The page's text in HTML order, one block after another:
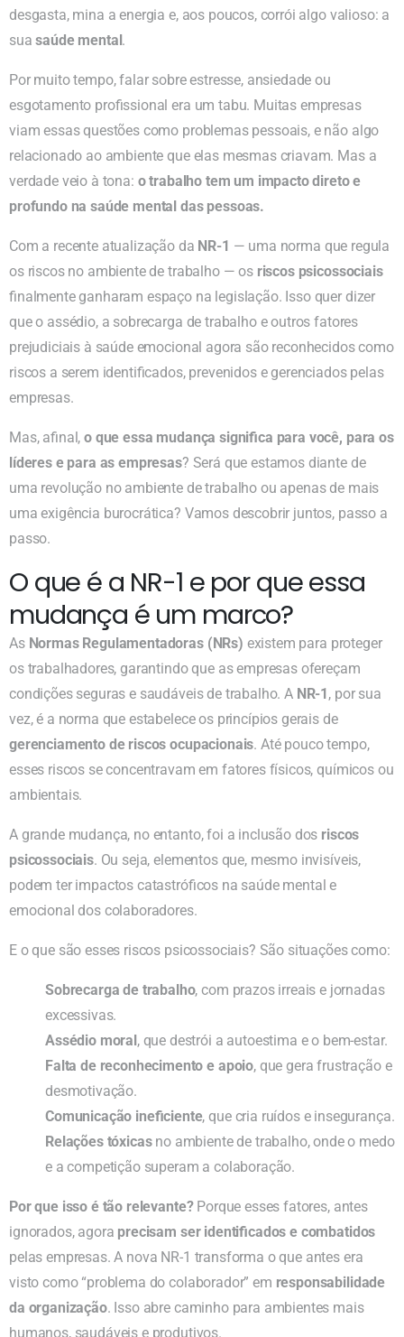
desgasta, mina a energia e, aos poucos, corrói algo valioso: a
suasaúde mental .
Por muito tempo, falar sobre estresse, ansiedade ou
esgotamento profissional era um tabu. Muitas empresas
viam essas questões como problemas pessoais, e não algo
relacionado ao ambiente que elas mesmas criavam. Mas a
verdade veio à tona: o trabalho tem um impacto direto e
profundo na saúde mental das pessoas.
Com a recente atualização da NR-1 — uma norma que regula
os riscos no ambiente de trabalho — os riscos psicossociais
finalmente ganharam espaço na legislação. Isso quer dizer
que o assédio, a sobrecarga de trabalho e outros fatores
prejudiciais à saúde emocional agora são reconhecidos como
riscos a serem identificados, prevenidos e gerenciados pelas
empresas.
Mas, afinal,o que essa mudança significa para você, para os
líderes e para as empresas? Será que estamos diante de
uma revolução no ambiente de trabalho ou apenas de mais
uma exigência burocrática? Vamos descobrir juntos, passo a
passo.
O que é a NR-1 e por que essa
mudança é um marco?
As Normas Regulamentadoras (NRs) existem para proteger
os trabalhadores, garantindo que as empresas ofereçam
condições seguras e saudáveis de trabalho. A NR-1 , por sua
vez, é a norma que estabelece os princípios gerais de
gerenciamento de riscos ocupacionais. Até pouco tempo,
esses riscos se concentravam em fatores físicos, químicos ou
ambientais.
A grande mudança, no entanto, foi a inclusão dos riscos
psicossociais. Ou seja, elementos que, mesmo invisíveis,
podem ter impactos catastróficos na saúde mental e
emocional dos colaboradores.
E o que são esses riscos psicossociais? São situações como:
Sobrecarga de trabalho, com prazos irreais e jornadas
excessivas.
Assédio moral , que destrói a autoestima e o bem-estar.
Falta de reconhecimento e apoio, que gera frustração e
desmotivação.
Comunicação ineficiente, que cria ruídos e insegurança.
Relações tóxicasno ambiente de trabalho, onde o medo
e a competição superam a colaboração.
Por que isso é tão relevante?Porque esses fatores, antes
ignorados, agora precisam ser identificados e combatidos
pelas empresas. A nova NR-1 transforma o que antes era
visto como “problema do colaborador” em responsabilidade
da organização. Isso abre caminho para ambientes mais
humanos, saudáveis e produtivos.